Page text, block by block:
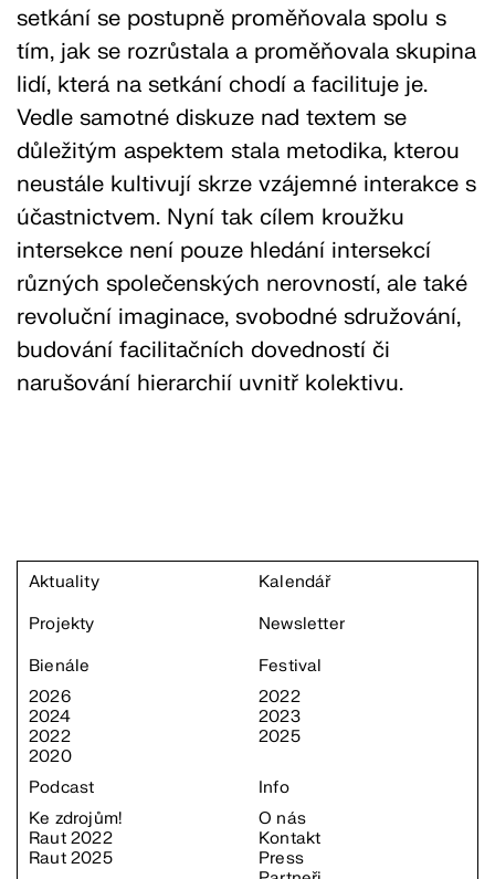
setkání se postupně proměňovala spolu s
tím, jak se rozrůstala a proměňovala skupina
lidí, která na setkání chodí a facilituje je.
Vedle samotné diskuze nad textem se
důležitým aspektem stala metodika, kterou
neustále kultivují skrze vzájemné interakce s
účastnictvem. Nyní tak cílem kroužku
intersekce není pouze hledání intersekcí
různých společenských nerovností, ale také
revoluční imaginace, svobodné sdružování,
budování facilitačních dovedností či
narušování hierarchií uvnitř kolektivu.
Aktuality
Kalendář
Projekty
Newsletter
Bienále
2026
2024
2022
2020
Festival
2022
2023
2025
Podcast
Ke zdrojům!
Raut 2022
Raut 2025
Info
O nás
Kontakt
Press